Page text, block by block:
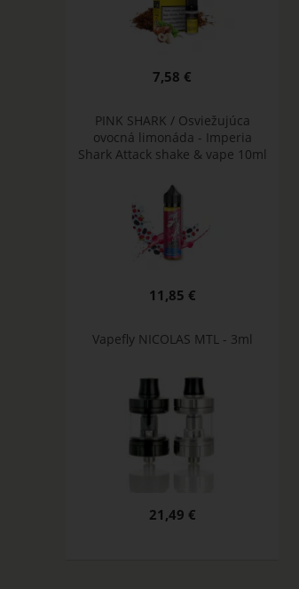
7,58 €
PINK SHARK / Osviežujúca
ovocná limonáda - Imperia
Shark Attack shake & vape 10ml
11,85 €
Vapefly NICOLAS MTL - 3ml
21,49 €